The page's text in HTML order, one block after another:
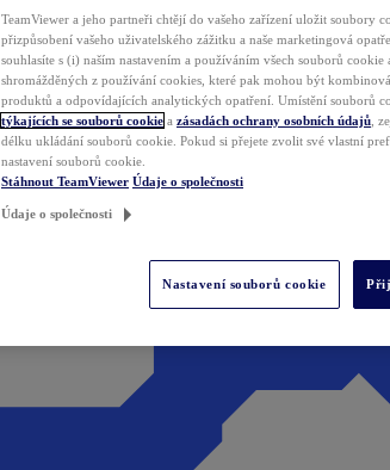
TeamViewer a jeho partneři chtějí do vašeho zařízení uložit soubory
přizpůsobení vašeho uživatelského zážitku a naše marketingová
souhlasíte s (i) naším nastavením a používáním všech souborů
shromážděných z používání cookies, které pak mohou být
produktů a odpovídajících analytických opatření. Umístění souborů
týkajících se souborů cookie a zásadách ochrany osobních údajů ,
délku ukládání souborů cookie. Pokud si přejete zvolit své vlastní
nastavení souborů cookie.
Stáhnout TeamViewer Údaje o společnosti
Údaje o společnosti
Nastavení souborů cookie